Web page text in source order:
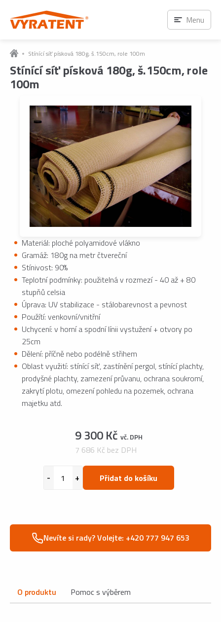
Stínící síť písková 180g, š.150cm, role 100m
Stínící síť písková 180g, š.150cm, role
100m
Materiál: ploché polyamidové vlákno
Gramáž: 180g na metr čtvereční
Stínivost: 90%
Teplotní podmínky: použitelná v rozmezí - 40 až + 80
stupňů celsia
Úprava: UV stabilizace - stálobarevnost a pevnost
Použítí: venkovní/vnitřní
Uchycení: v horní a spodní línii vystužení + otvory po
25cm
Dělení: příčně nebo podélně střihem
Oblast využití: stínící síť, zastínění pergol, stínící plachty,
prodyšné plachty, zamezení průvanu, ochrana soukromí,
zakrytí plotu, omezení pohledu na pozemek, ochrana
majetku atd.
9 300 Kč vč. DPH
7 686 Kč bez DPH
Přidat do košíku
Nevíte si rady? Volejte: +420 777 947 653
O produktu Pomoc s výběrem
Menu